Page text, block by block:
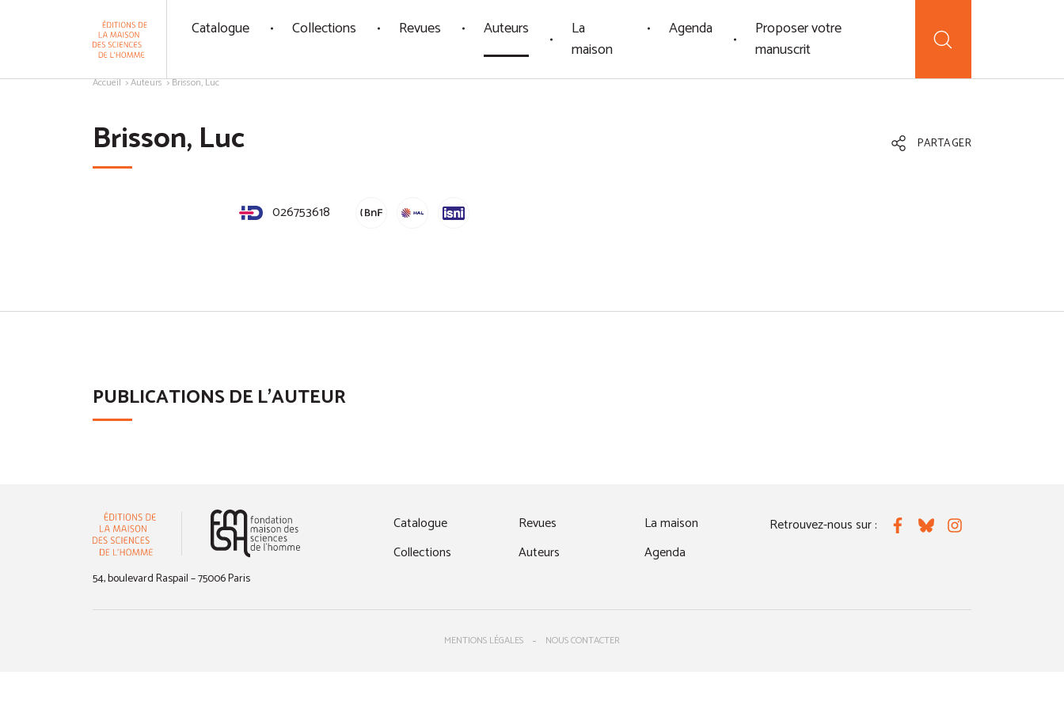
Catalogue Collections Revues Auteurs
La
maison
Agenda
Proposer votre
manuscrit
Accueil Auteurs Brisson, Luc
Brisson, Luc
026753618
PARTAGER
PUBLICATIONS DE L'AUTEUR
54, boulevard Raspail – 75006 Paris
Catalogue
Collections
Revues
Auteurs
La maison
Agenda
Retrouvez-nous sur : FacebookBlueskyInstagram
MENTIONS LÉGALES NOUS CONTACTER